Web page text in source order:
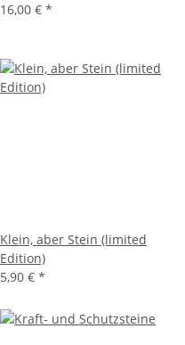
16,00 € *
Klein, aber Stein (limited
Edition)
5,90 € *